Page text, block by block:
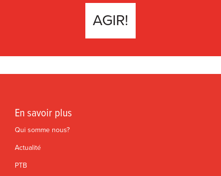
AGIR!
En savoir plus
Qui somme nous?
Actualité
PTB